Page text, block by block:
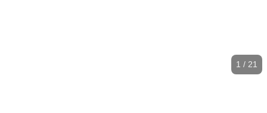
1 / 21